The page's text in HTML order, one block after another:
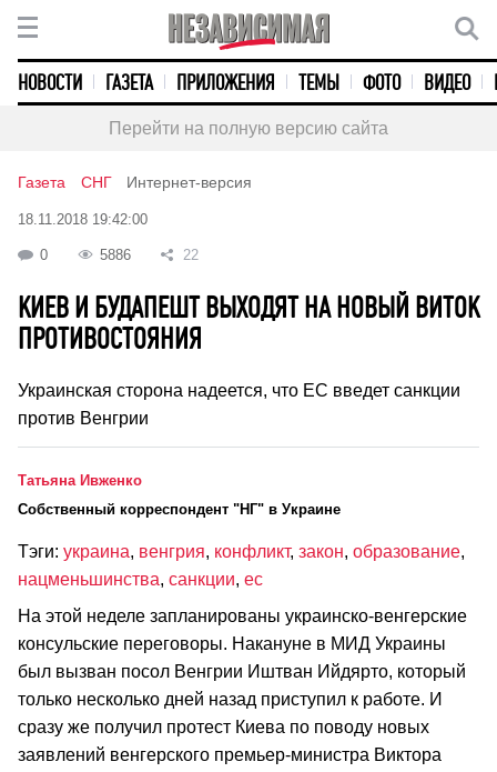
НОВОСТИ ГАЗЕТА ПРИЛОЖЕНИЯ ТЕМЫ ФОТО ВИДЕО
Перейти на полную версию сайта
Газета СНГ Интернет-версия
18.11.2018 19:42:00
0 5886 22
КИЕВ И БУДАПЕШТ ВЫХОДЯТ НА НОВЫЙ ВИТОК
ПРОТИВОСТОЯНИЯ
Украинская сторона надеется, что ЕС введет санкции
против Венгрии
Татьяна Ивженко
Cобственный корреспондент "НГ" в Украине
Тэги: украина, венгрия, конфликт, закон, образование,
нацменьшинства, санкции, ес
На этой неделе запланированы украинско-венгерские
консульские переговоры. Накануне в МИД Украины
был вызван посол Венгрии Иштван Ийдярто, который
только несколько дней назад приступил к работе. И
сразу же получил протест Киева по поводу новых
заявлений венгерского премьер-министра Виктора